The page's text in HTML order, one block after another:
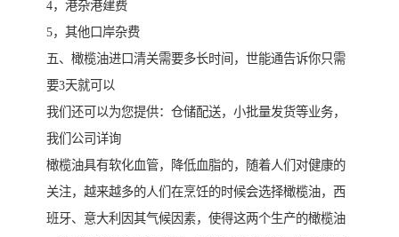
4，港杂港建费
5，其他口岸杂费
五、橄榄油进口清关需要多长时间，世能通告诉你只需
要3天就可以
我们还可以为您提供：仓储配送，小批量发货等业务，
我们公司详询
橄榄油具有软化血管，降低血脂的，随着人们对健康的
关注，越来越多的人们在烹饪的时候会选择橄榄油，西
班牙、意大利因其气候因素，使得这两个生产的橄榄油